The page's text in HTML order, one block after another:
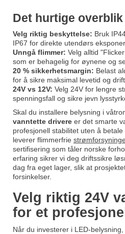
Det hurtige overblik
Velg riktig beskyttelse: Bruk
IP67 for direkte utendørs
Unngå flimmer: Velg alltid
som er behagelig for øynene og
20 % sikkerhetsmargin: Belast
for å sikre maksimal levetid og
24V vs 12V: Velg 24V for lengre
spenningsfall og sikre jevn
Skal du installere belysning i
vanntette drivere er det smarte
profesjonell stabilitet uten å
leverer flimmerfrie
sertifisering som tåler norske
erfaring sikrer vi deg driftssikre
dag fra eget lager, slik at
forsinkelser.
Velg riktig 24V
for et
Når du investerer i LED-